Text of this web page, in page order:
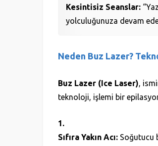
Kesintisiz Seanslar:
yolculuğunuza devam
Neden Buz Lazer?
Buz Lazer (Ice Laser),
teknoloji, işlemi bir
Sıfıra Yakın Acı: Soğutucu